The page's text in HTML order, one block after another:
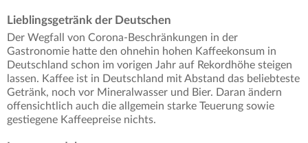
Lieblingsgetränk der Deutschen
Der Wegfall von Corona-Beschränkungen in der
Gastronomie hatte den ohnehin hohen Kaffeekonsum in
Deutschland schon im vorigen Jahr auf Rekordhöhe steigen
lassen. Kaffee ist in Deutschland mit Abstand das beliebteste
Getränk, noch vor Mineralwasser und Bier. Daran ändern
offensichtlich auch die allgemein starke Teuerung sowie
gestiegene Kaffeepreise nichts.